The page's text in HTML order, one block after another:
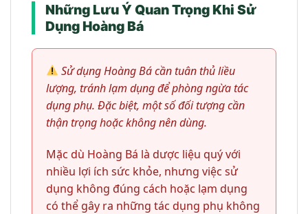
Những Lưu Ý Quan Trọng Khi Sử
Dụng Hoàng Bá
Sử dụng Hoàng Bá cần tuân thủ liều
lượng, tránh lạm dụng để phòng ngừa tác
dụng phụ. Đặc biệt, một số đối tượng cần
thận trọng hoặc không nên dùng.
Mặc dù Hoàng Bá là dược liệu quý với
nhiều lợi ích sức khỏe, nhưng việc sử
dụng không đúng cách hoặc lạm dụng
có thể gây ra những tác dụng phụ không